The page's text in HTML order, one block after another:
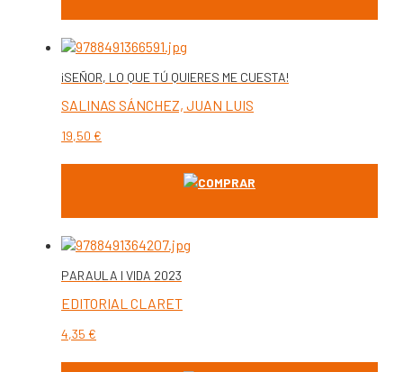
¡SEÑOR, LO QUE TÚ QUIERES ME CUESTA!
SALINAS SÁNCHEZ, JUAN LUIS
19,50 €
COMPRAR
PARAULA I VIDA 2023
EDITORIAL CLARET
4,35 €